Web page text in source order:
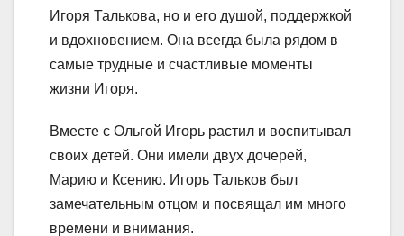
Игоря Талькова, но и его душой, поддержкой
и вдохновением. Она всегда была рядом в
самые трудные и счастливые моменты
жизни Игоря.
Вместе с Ольгой Игорь растил и воспитывал
своих детей. Они имели двух дочерей,
Марию и Ксению. Игорь Тальков был
замечательным отцом и посвящал им много
времени и внимания.